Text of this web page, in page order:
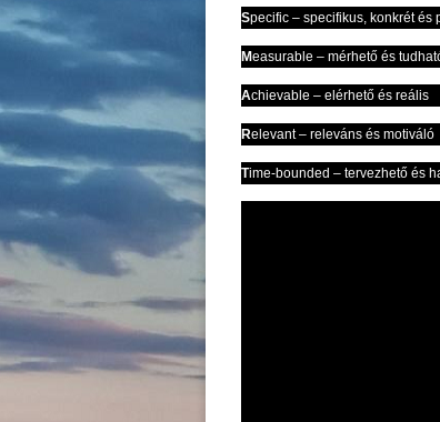
Specific – specifikus, konkrét és
Measurable – mérhető és
Achievable – elérhető és reális
Relevant – releváns és motiváló
Time-bounded – tervezhető és